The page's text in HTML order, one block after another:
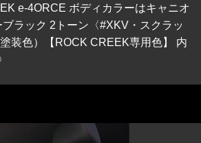
e-4ORCE ボディカラーはキャニオ
ラック 2トーン〈#XKV・スクラッ
装色）【ROCK CREEK専用色】 内